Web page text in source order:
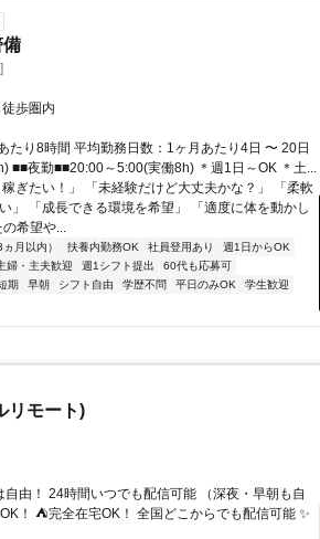
備
歩圏内
たり8時間 平均勤務日数：1ヶ月あたり4日 〜 20日
■■夜勤■■20:00～5:00(実働8h) ＊週1日～OK ＊土...
ぎたい！」 「未経験だけど大丈夫かな？」 「柔軟
」 「成長できる環境を希望」 「適度に体を動かし
希望や...
月以内） 扶養内勤務OK 社員登用あり
週1日からOK
婦・主夫歓迎 週1シフト提出
60代も応募可
期 早朝 シフト自由 学歴不問 平日のみOK
学生歓迎
リモート)
由！ 24時間いつでも配信可能 （深夜・早朝も自
！ ⛺完全在宅OK！ 全国どこからでも配信可能 ✨